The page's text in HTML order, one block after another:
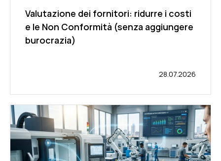
Valutazione dei fornitori: ridurre i costi
e le Non Conformità (senza aggiungere
burocrazia)
28.07.2026